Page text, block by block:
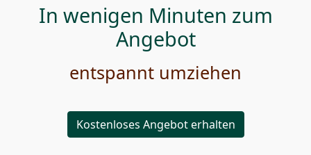
In wenigen Minuten zum
Angebot
entspannt umziehen
Kostenloses Angebot erhalten